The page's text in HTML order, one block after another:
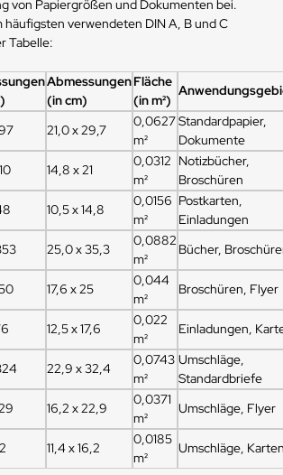
von Papiergrößen und Dokumenten bei.
häufigsten verwendeten DIN A, B und C
Tabelle:
Abmessungen
(in cm)
Fläche
(in m²)
21,0 x 29,7
0,0627
m²
Standardpapier,
Dokumente
14,8 x 21
0,0312
m²
Notizbücher,
Broschüren
10,5 x 14,8
0,0156
m²
Postkarten,
Einladungen
25,0 x 35,3
0,0882
m²
Bücher,
17,6 x 25
0,044
m²
Broschüren, Flyer
12,5 x 17,6
0,022
m²
Einladungen,
22,9 x 32,4
0,0743
m²
Umschläge,
Standardbriefe
16,2 x 22,9
0,0371
m²
Umschläge, Flyer
11,4 x 16,2
0,0185
m²
Umschläge,